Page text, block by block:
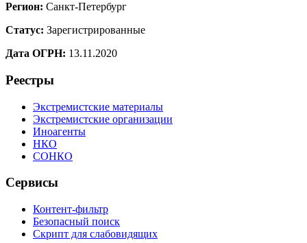
Регион: Санкт-Петербург
Статус: Зарегистрированные
Дата ОГРН: 13.11.2020
Реестры
Экстремистские материалы
Экстремистские организации
Иноагенты
НКО
СОНКО
Сервисы
Контент-фильтр
Безопасный поиск
Скрипт для слабовидящих